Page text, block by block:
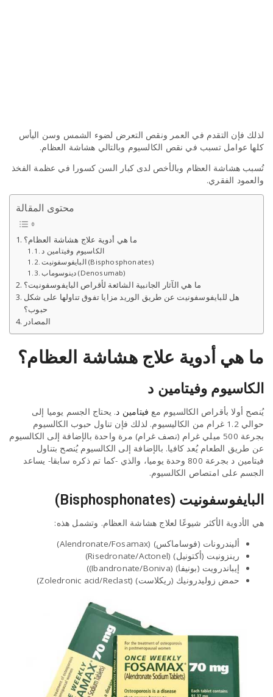
لذلك فإن التقدم في العمر ونقص التعرض لضوء الشمس وسن اليأس
كلها عوامل تسبب في نقص الكالسيوم وبالتالي هشاشة العظام.
تُسبب هشاشة العظام وبالأخص لدى كبار السن كسورا في عظمة الفخذ
والعمود الفقري.
محتوى المقالة
ما هي أدوية علاج هشاشة العظام؟
الكاسيوم وفيتامين د
البايفوسفونيت (Bisphosphonates)
دينوسوماب (Denosumab)
ما هي الآثار الجانبية الشائعة لأقراص البايفوسفونيت؟
هل للبايفوسفونيت عن طريق الوريد مزايا تفوق تناولها على شكل
حبوب؟
المصادر
ما هي أدوية علاج هشاشة العظام؟
الكاسيوم وفيتامين د
يُنصح أولا بأقراص الكالسيوم مع فيتامين د. يحتاج الجسم يوميا إلى
حوالي 1.2 غرام من الكاليسيوم. لذلك فإن تناول حبوب الكالسيوم
بجرعة 500 ميلي غرام (نصف غرام) مرة واحدة بالإضافة إلى الكالسيوم
عن طريق الطعام يُعد كافيا. بالإضافة إلى الكالسيوم يُنصح بتناول
فيتامين د بجرعة 800 وحدة يوميا، والذي -كما تم ذكره سابقا- يساعد
الجسم على امتصاص الكالسيوم.
البايفوسفونيت (Bisphosphonates)
هي الأدوية الأكثر شيوعًا لعلاج هشاشة العظام. وتشمل هذه:
أليندرونات (فوساماكس) (Alendronate/Fosamax)
رينزونيت (أكتونيل) (Risedronate/Actonel)
إيباندرويت (بونيفا) (Ibandronate/Boniva))
حمض زوليدرونيك (ريكلاست) (Zoledronic acid/Reclast)